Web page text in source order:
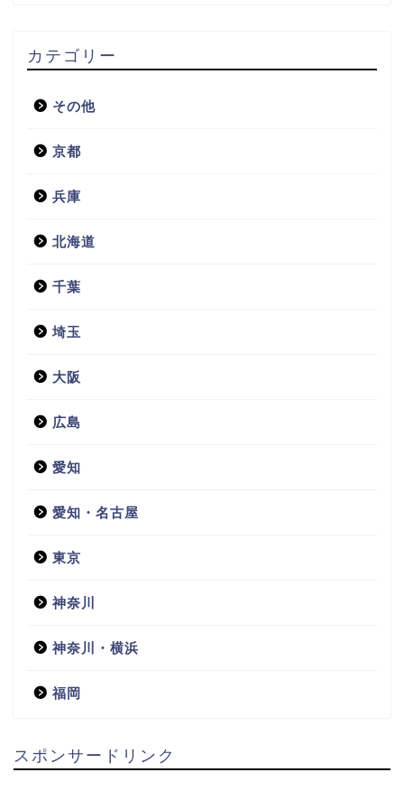
カテゴリー
その他
京都
兵庫
北海道
千葉
埼玉
大阪
広島
愛知
愛知・名古屋
東京
神奈川
神奈川・横浜
福岡
スポンサードリンク